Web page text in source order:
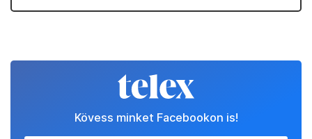
Kövess minket Facebookon is!